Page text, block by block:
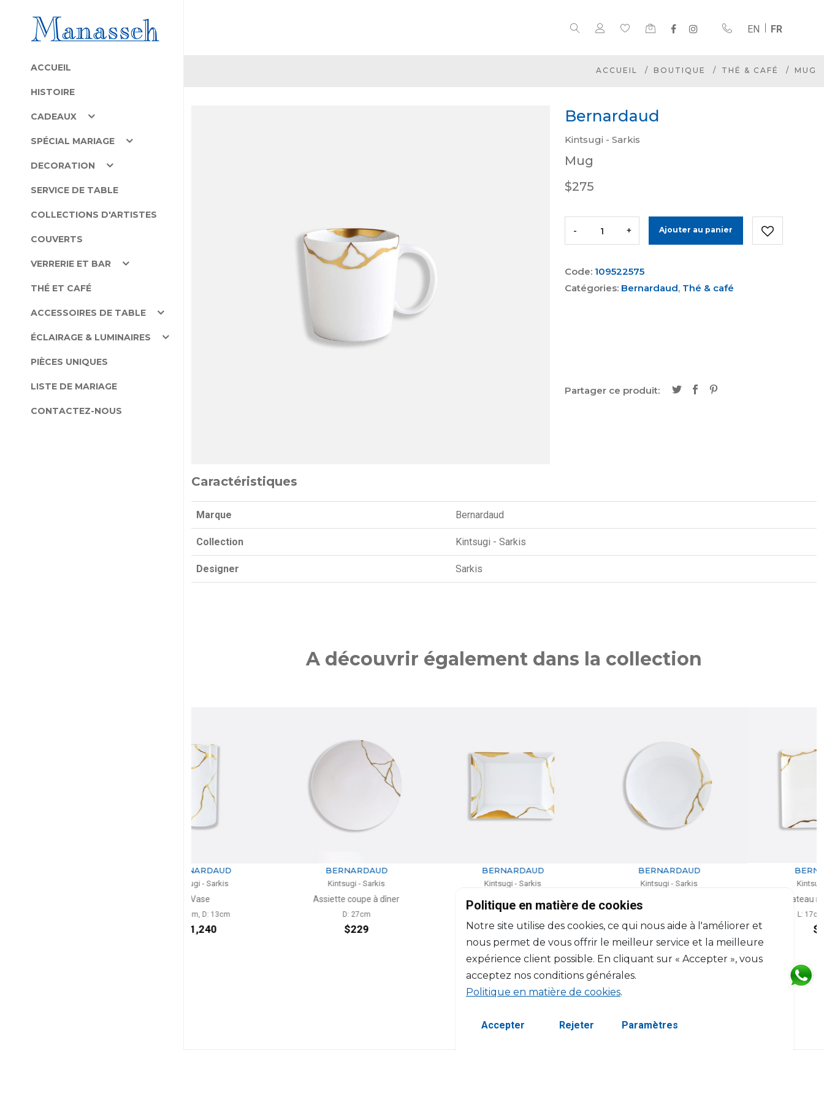
EN FR
ACCUEIL
HISTOIRE
CADEAUX
SPÉCIAL MARIAGE
DECORATION
SERVICE DE TABLE
COLLECTIONS D'ARTISTES
COUVERTS
VERRERIE ET BAR
THÉ ET CAFÉ
ACCESSOIRES DE TABLE
ÉCLAIRAGE & LUMINAIRES
PIÈCES UNIQUES
LISTE DE MARIAGE
CONTACTEZ-NOUS
ACCUEIL BOUTIQUE THÉ & CAFÉ MUG
Bernardaud
Kintsugi - Sarkis
Mug
$275
- + Ajouter au panier
Code: 109522575
Catégories: Bernardaud, Thé & café
Partager ce produit:
Caractéristiques
Marque Bernardaud
Collection Kintsugi - Sarkis
Designer Sarkis
A découvrir également dans la collection
Assiette coupe à dessert
$203 $364
Politique en matière de cookies
Notre site utilise des cookies, ce qui nous aide à l'améliorer et
nous permet de vous offrir le meilleur service et la meilleure
expérience client possible. En cliquant sur « Accepter », vous
acceptez nos conditions générales.
Politique en matière de cookies.
Accepter Rejeter Paramètres